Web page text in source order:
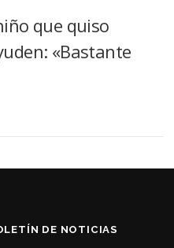
que quiso
«Bastante
DE NOTICIAS